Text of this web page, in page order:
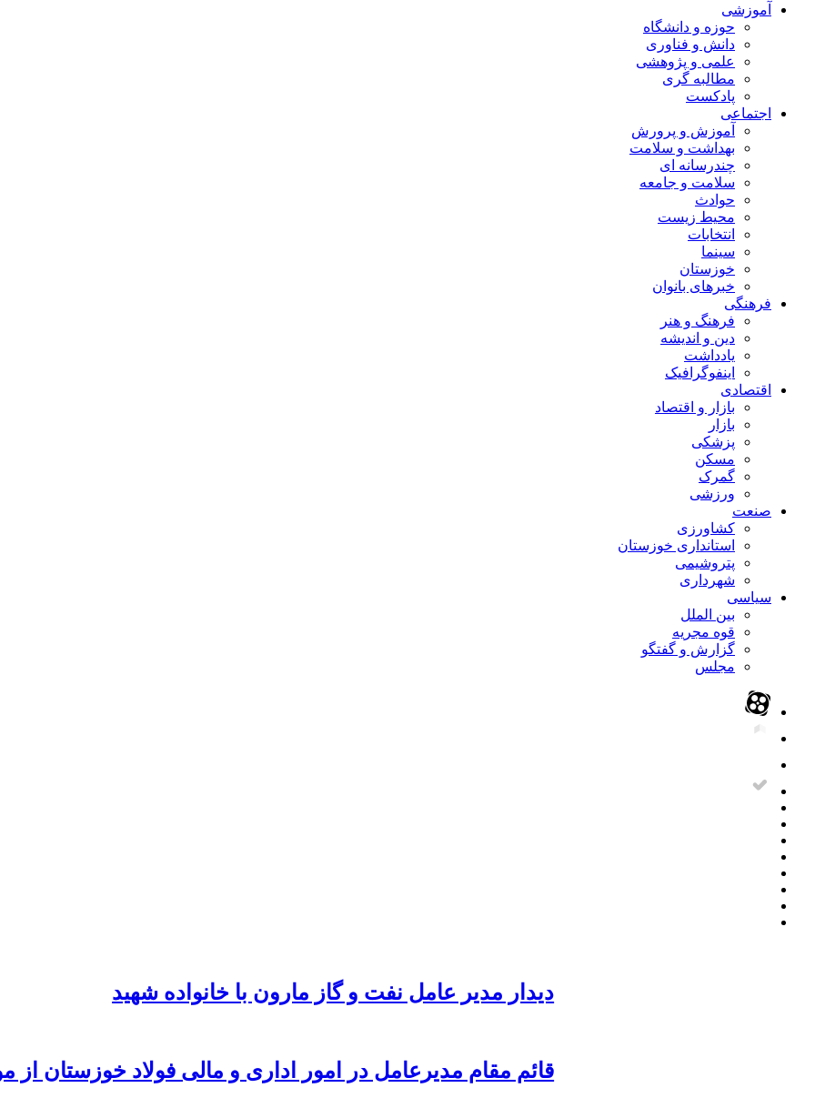
آموزشی
حوزه و دانشگاه
دانش و فناوری
علمی و پژوهشی
مطالبه گری
پادکست
اجتماعی
آموزش و پرورش
بهداشت و سلامت
چندرسانه ای
سلامت و جامعه
حوادث
محیط زیست
انتخابات
سینما
خوزستان
خبرهای بانوان
فرهنگی
فرهنگ و هنر
دین و اندیشه
یادداشت
اینفوگرافیک
اقتصادی
بازار و اقتصاد
بازار
پزشکی
مسکن
گمرک
ورزشی
صنعت
کشاورزی
استانداری خوزستان
پتروشیمی
شهرداری
سیاسی
بین الملل
قوه مجریه
گزارش و گفتگو
مجلس
دیدار مدیر عامل نفت و گاز مارون با خانواده شهید
قائم مقام مدیرعامل در امور اداری و مالی فولاد خوزستان